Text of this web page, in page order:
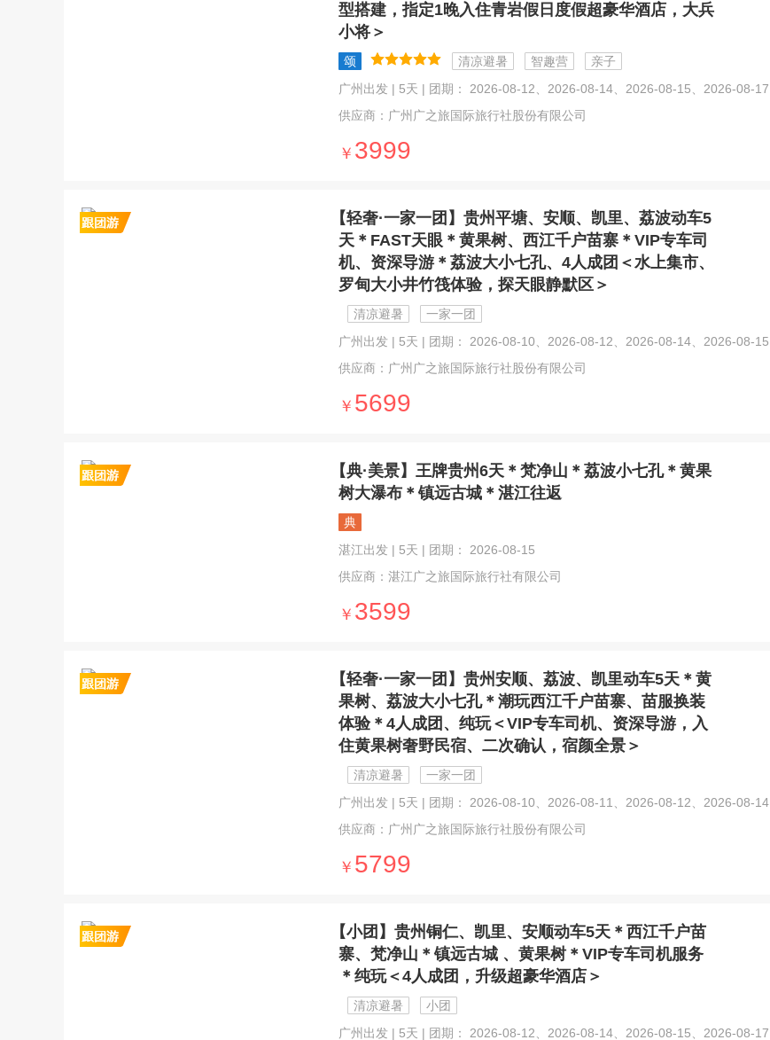
型搭建，指定1晚入住青岩假日度假超豪华酒店，大兵
小将＞
颂 清凉避暑 智趣营
亲子
广州出发 | 5天 | 团期： 2026-08-12、2026-08-14、2026-08-15、2026-08-17
供应商：广州广之旅国际旅行社股份有限公司
￥ 3999
【轻奢·一家一团】贵州平塘、安顺、凯里、荔波动车5
天＊FAST天眼＊黄果树、西江千户苗寨＊VIP专车司
机、资深导游＊荔波大小七孔、4人成团＜水上集市、
罗甸大小井竹筏体验，探天眼静默区＞
清凉避暑
一家一团
广州出发 | 5天 | 团期： 2026-08-10、2026-08-12、2026-08-14、2026-08-15
供应商：广州广之旅国际旅行社股份有限公司
￥ 5699
【典·美景】王牌贵州6天＊梵净山＊荔波小七孔＊黄果
树大瀑布＊镇远古城＊湛江往返
典
湛江出发 | 5天 | 团期： 2026-08-15
供应商：湛江广之旅国际旅行社有限公司
￥ 3599
【轻奢·一家一团】贵州安顺、荔波、凯里动车5天＊黄
果树、荔波大小七孔＊潮玩西江千户苗寨、苗服换装
体验＊4人成团、纯玩＜VIP专车司机、资深导游，入
住黄果树奢野民宿、二次确认，宿颜全景＞
清凉避暑
一家一团
广州出发 | 5天 | 团期： 2026-08-10、2026-08-11、2026-08-12、2026-08-14
供应商：广州广之旅国际旅行社股份有限公司
￥ 5799
【小团】贵州铜仁、凯里、安顺动车5天＊西江千户苗
寨、梵净山＊镇远古城 、黄果树＊VIP专车司机服务
＊纯玩＜4人成团，升级超豪华酒店＞
清凉避暑
小团
广州出发 | 5天 | 团期： 2026-08-12、2026-08-14、2026-08-15、2026-08-17